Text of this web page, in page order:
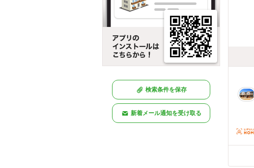
検索条件を保存
新着メール通知を受け取る